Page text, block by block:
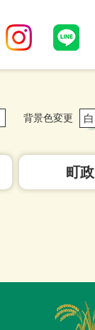
背景色変更 白
町政